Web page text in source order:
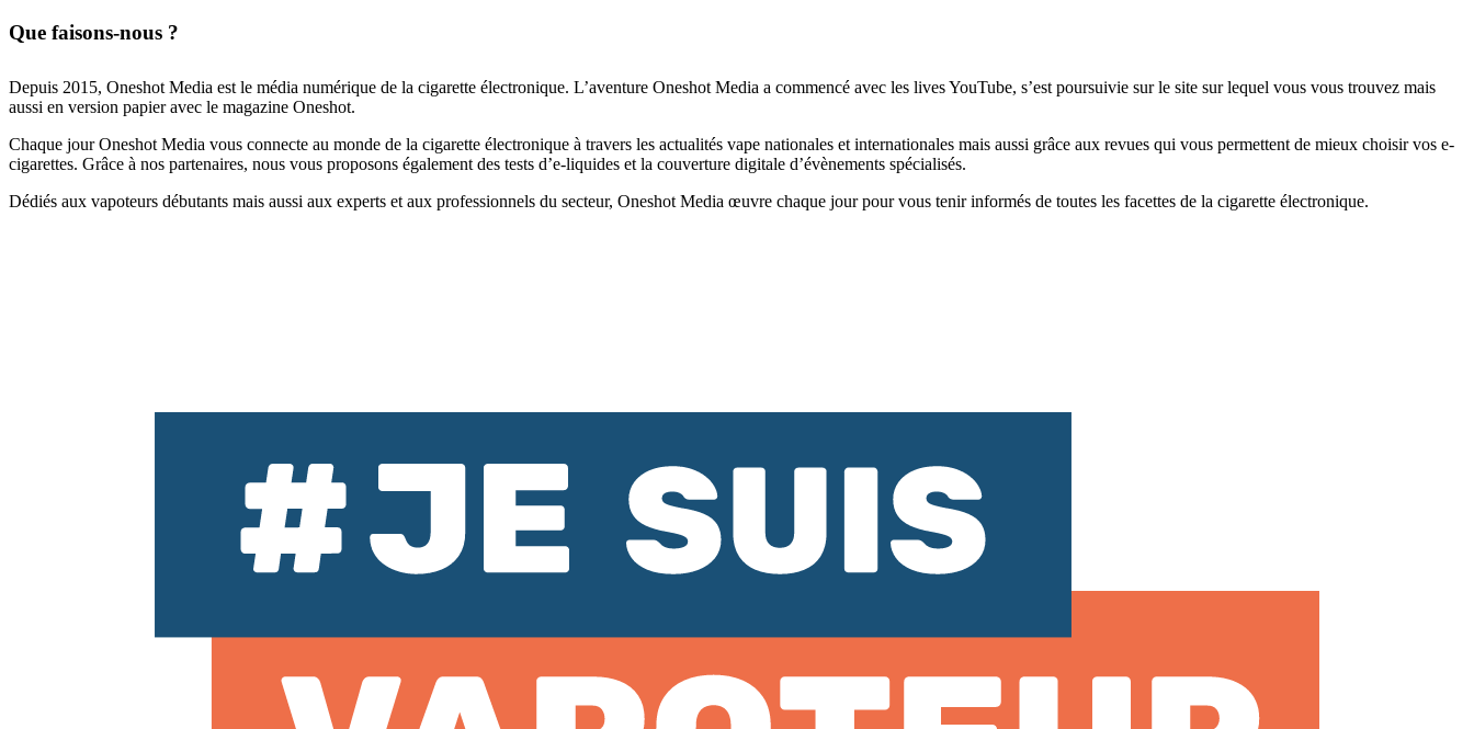
Que faisons-nous ?
Depuis 2015, Oneshot Media est le média numérique de la cigarette électronique. L’aventure Oneshot Media a commencé avec les lives YouTube, s’est poursuivie sur le site sur lequel vous vous trouvez mais
aussi en version papier avec le magazine Oneshot.
Chaque jour Oneshot Media vous connecte au monde de la cigarette électronique à travers les actualités vape nationales et internationales mais aussi grâce aux revues qui vous permettent de mieux choisir vos e-
cigarettes. Grâce à nos partenaires, nous vous proposons également des tests d’e-liquides et la couverture digitale d’évènements spécialisés.
Dédiés aux vapoteurs débutants mais aussi aux experts et aux professionnels du secteur, Oneshot Media œuvre chaque jour pour vous tenir informés de toutes les facettes de la cigarette électronique.